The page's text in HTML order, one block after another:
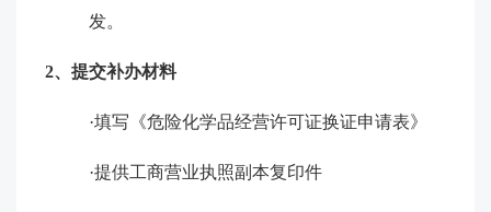
发。 ‌
2、‌提交补办材料
·填写《危险化学品经营许可证换证申请表》
·提供工商营业执照副本复印件